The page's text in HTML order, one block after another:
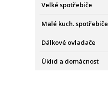
Velké spotřebiče
Malé kuch. spotřebiče
Dálkové ovladače
Úklid a domácnost